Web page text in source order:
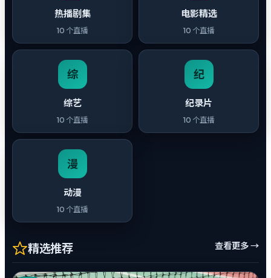
热播剧集
10 个直播
电影精选
10 个直播
综
综艺
10 个直播
纪
纪录片
10 个直播
漫
动漫
10 个直播
精选推荐 查看更多 →